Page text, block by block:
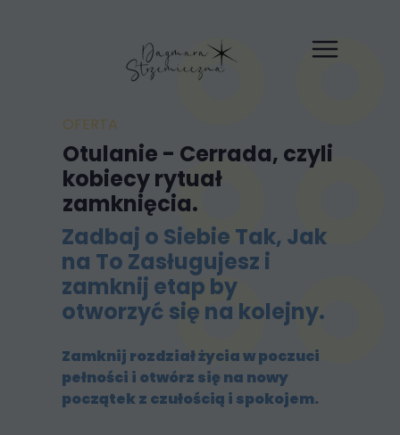
OFERTA
Otulanie - Cerrada, czyli
kobiecy rytuał
zamknięcia.
Zadbaj o Siebie Tak, Jak
na To Zasługujesz i
zamknij etap by
otworzyć się na kolejny.
Zamknij rozdział życia w poczuci
pełności i otwórz się na nowy
początek z czułością i spokojem.